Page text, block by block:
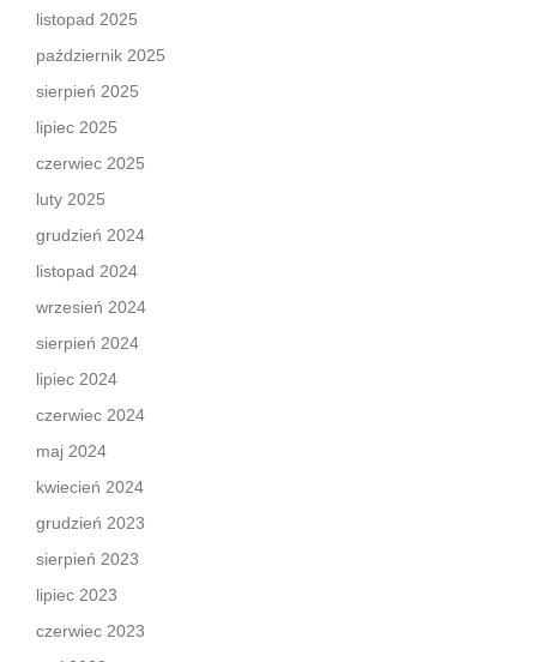
listopad 2025
październik 2025
sierpień 2025
lipiec 2025
czerwiec 2025
luty 2025
grudzień 2024
listopad 2024
wrzesień 2024
sierpień 2024
lipiec 2024
czerwiec 2024
maj 2024
kwiecień 2024
grudzień 2023
sierpień 2023
lipiec 2023
czerwiec 2023